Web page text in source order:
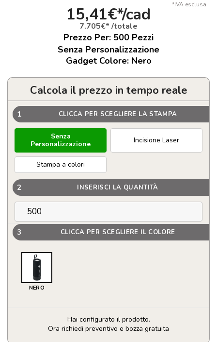
*IVA esclusa
15,41€*/cad
7.705€* /totale
Prezzo Per: 500 Pezzi
Senza Personalizzazione
Gadget Colore: Nero
Calcola il prezzo in tempo reale
1 CLICCA PER SCEGLIERE LA STAMPA
Senza
Personalizzazione
Incisione Laser
Stampa a colori
2 INSERISCI LA QUANTITÀ
3 CLICCA PER SCEGLIERE IL COLORE
NERO
Hai configurato il prodotto.
Ora richiedi preventivo e bozza gratuita